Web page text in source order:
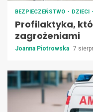
BEZPIECZEŃSTWO DZIECI
Profilaktyka,
zagrożeniami
Joanna Piotrowska 7